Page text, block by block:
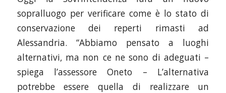
sopralluogo per verificare come è lo stato di
conservazione dei reperti rimasti ad
Alessandria. “Abbiamo pensato a luoghi
alternativi, ma non ce ne sono di adeguati –
spiega l’assessore Oneto – L’alternativa
potrebbe essere quella di realizzare un